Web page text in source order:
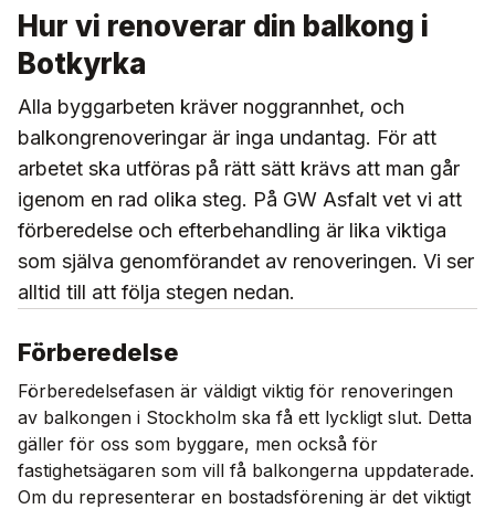
Hur vi renoverar din balkong i
Botkyrka
Alla byggarbeten kräver noggrannhet, och
balkongrenoveringar är inga undantag. För att
arbetet ska utföras på rätt sätt krävs att man går
igenom en rad olika steg. På GW Asfalt vet vi att
förberedelse och efterbehandling är lika viktiga
som själva genomförandet av renoveringen. Vi ser
alltid till att följa stegen nedan.
Förberedelse
Förberedelsefasen är väldigt viktig för renoveringen
av balkongen i Stockholm ska få ett lyckligt slut. Detta
gäller för oss som byggare, men också för
fastighetsägaren som vill få balkongerna uppdaterade.
Om du representerar en bostadsförening är det viktigt